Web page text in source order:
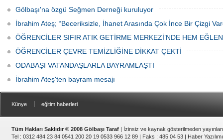
Gölbaşı'na özgü Seğmen Derneği kuruluyor
İbrahim Ateş; “Beceriksizle, İhanet Arasında Çok İnce Bir Çizgi
ÖĞRENCİLER SIFIR ATIK GETİRME MERKEZİ’NDE HEM
ÖĞRENCİLER ÇEVRE TEMİZLİĞİNE DİKKAT ÇEKTİ
ODABAŞI VATANDAŞLARLA BAYRAMLAŞTI
İbrahim Ateş'ten bayram mesajı
Künye eğitim haberleri
Tüm Hakları Saklıdır © 2008 Gölbaşı Taraf | İzinsiz ve kaynak gösterilmeden
Tel : 0312 484 23 84 0541 200 20 19 0533 966 12 89 | Faks : 485 04 53 | Haber Yazılımı